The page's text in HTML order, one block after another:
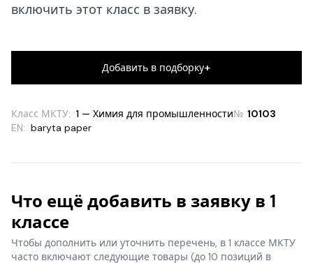
включить этот класс в заявку.
Добавить в подборку+
Класс МКТУ: 1 — Химия для промышленности№ 10103
EN: baryta paper
Что ещё добавить в заявку в 1
классе
Чтобы дополнить или уточнить перечень, в 1 классе МКТУ
часто включают следующие товары (до 10 позиций в